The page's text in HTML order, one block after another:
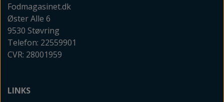
Fodmagasinet.dk
Øster Alle 6
9530 Støvring
Telefon: 22559901
CVR: 28001959
LINKS